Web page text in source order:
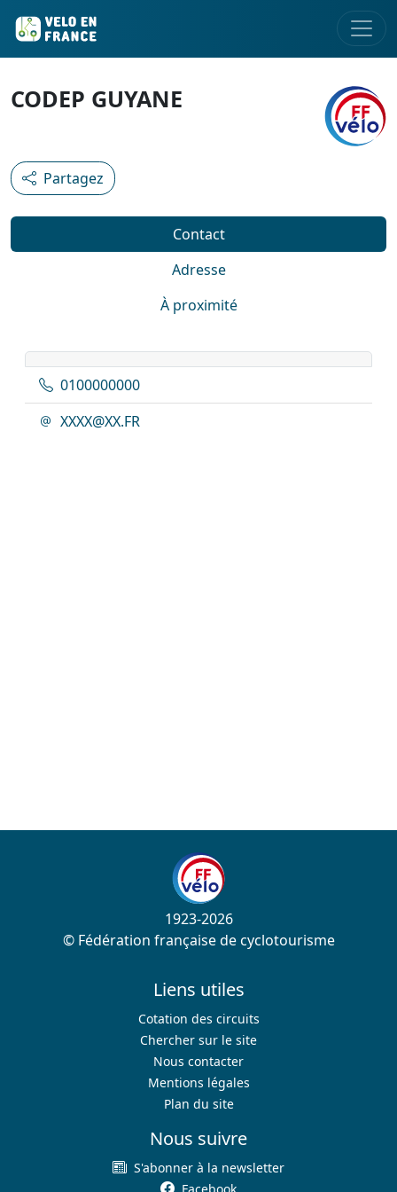
CODEP GUYANE
Partagez
Contact
Adresse
À proximité
0100000000
XXXX@XX.FR
1923-2026
© Fédération française de cyclotourisme
Liens utiles
Cotation des circuits
Chercher sur le site
Nous contacter
Mentions légales
Plan du site
Nous suivre
S'abonner à la newsletter